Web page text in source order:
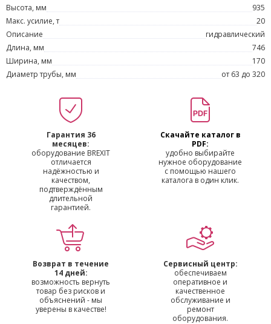
Высота, мм
935
Макс. усилие, т
20
Описание
гидравлический
Длина, мм
746
Ширина, мм
170
Диаметр трубы, мм
от 63 до 320
Гарантия 36
месяцев:
оборудование BREXIT
отличается
надёжностью и
качеством,
подтверждённым
длительной
гарантией.
Скачайте каталог в
PDF:
удобно выбирайте
нужное оборудование
с помощью нашего
каталога в один клик.
Возврат в течение
14 дней:
возможность вернуть
товар без рисков и
объяснений - мы
уверены в качестве!
Сервисный центр:
обеспечиваем
оперативное и
качественное
обслуживание и
ремонт
оборудования.